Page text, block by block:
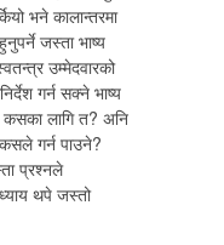
भने कालान्तरमा
जस्ता भाष्य
उम्मेदवारको
गर्न सक्ने भाष्य
कसका लागि त? अनि
गर्न पाउने?
प्रश्नले
थपे जस्तो